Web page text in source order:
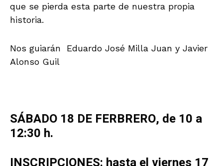
que se pierda esta parte de nuestra propia
historia.
Nos guiarán Eduardo José Milla Juan y Javier
Alonso Guil
SÁBADO 18 DE FERBRERO, de 10 a
12:30 h.